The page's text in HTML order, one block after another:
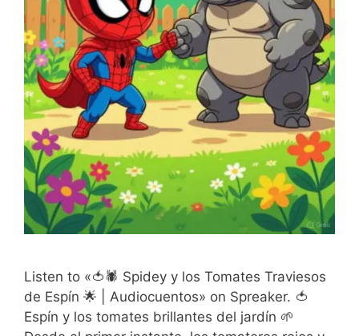
Listen to «🍅🕷️ Spidey y los Tomates Traviesos
de Espín 🌟 | Audiocuentos» on Spreaker. 🍅
Espín y los tomates brillantes del jardín 🌱